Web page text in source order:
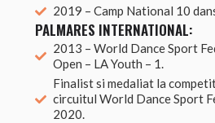
2019 – Camp National 10
PALMARES INTERNATIONAL:
2013 – World Dance Sport
Open – LA Youth – 1.
Finalist si medaliat la
circuitul World Dance Sport
2020.